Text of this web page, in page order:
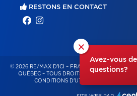
×
Avez-vous
questions?
RESTONS EN CONTACT
© 2026 RE/MAX D'ICI – FRANCHISÉ
QUÉBEC – TOUS DROITS RÉSERVÉS -
CONDITIONS D'UTILISATION